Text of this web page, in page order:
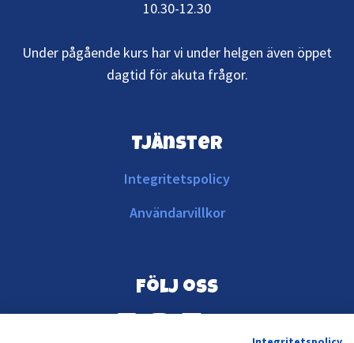
10.30-12.30
Under pågående kurs har vi under helgen även öppet
dagtid för akuta frågor.
Tjänster
Integritetspolicy
Användarvillkor
Följ oss